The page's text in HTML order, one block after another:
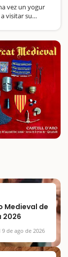
vez un yogur
visitar su
llena
está en…
Medieval de
2026
9 de ago de 2026